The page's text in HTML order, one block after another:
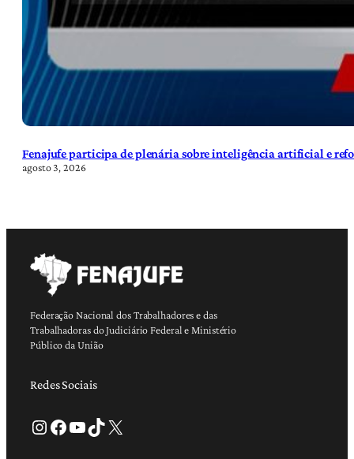
Fenajufe participa de plenária sobre inteligência artificial e
agosto 3, 2026
Federação Nacional dos Trabalhadores e das
Trabalhadoras do Judiciário Federal e Ministério
Público da União
Redes Sociais
Instagram Facebook Youtube TikTok X